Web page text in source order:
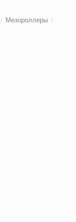
/ Мезороллеры /